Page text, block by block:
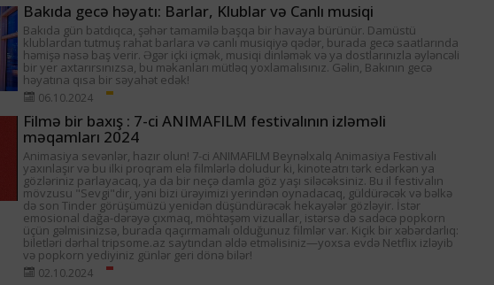
Bakıda gecə həyatı: Barlar, Klublar və Canlı musiqi
Bakıda gün batdıqca, şəhər tamamilə başqa bir havaya bürünür. Damüstü
klublardan tutmuş rahat barlara və canlı musiqiyə qədər, burada gecə saatlarında
həmişə nəsə baş verir. Əgər içki içmək, musiqi dinləmək və ya dostlarınızla əyləncəli
bir yer axtarırsınızsa, bu məkanları mütləq yoxlamalısınız. Gəlin, Bakının gecə
həyatına qısa bir səyahət edək!
06.10.2024
Filmə bir baxış : 7-ci ANIMAFILM festivalının izləməli
məqamları 2024
Animasiya sevənlər, hazır olun! 7-ci ANIMAFILM Beynəlxalq Animasiya Festivalı
yaxınlaşır və bu ilki proqram elə filmlərlə doludur ki, kinoteatrı tərk edərkən ya
gözləriniz parlayacaq, ya da bir neçə damla göz yaşı siləcəksiniz. Bu il festivalın
mövzusu "Sevgi"dir, yəni bizi ürəyimizi yerindən oynadacaq, güldürəcək və bəlkə
də son Tinder görüşümüzü yenidən düşündürəcək hekayələr gözləyir. İstər
emosional dağa-dərəyə çıxmaq, möhtəşəm vizuallar, istərsə də sadəcə popkorn
üçün gəlmisinizsə, burada qaçırmamalı olduğunuz filmlər var. Kiçik bir xəbərdarlıq:
biletləri dərhal tripsome.az saytından əldə etməlisiniz—yoxsa evdə Netflix izləyib
və popkorn yediyiniz günlər geri dönə bilər!
02.10.2024